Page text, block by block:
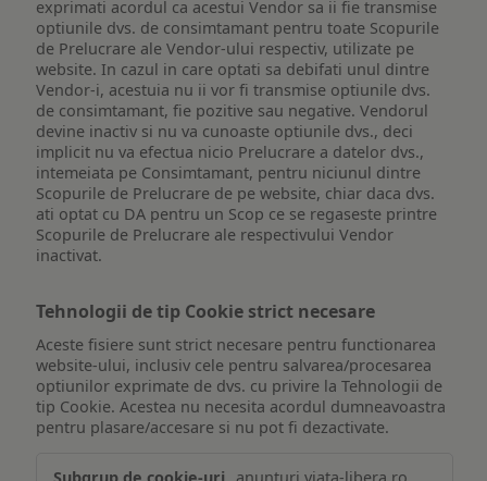
exprimati acordul ca acestui Vendor sa ii fie transmise
optiunile dvs. de consimtamant pentru toate Scopurile
de Prelucrare ale Vendor-ului respectiv, utilizate pe
website. In cazul in care optati sa debifati unul dintre
Vendor-i, acestuia nu ii vor fi transmise optiunile dvs.
de consimtamant, fie pozitive sau negative. Vendorul
devine inactiv si nu va cunoaste optiunile dvs., deci
implicit nu va efectua nicio Prelucrare a datelor dvs.,
intemeiata pe Consimtamant, pentru niciunul dintre
Scopurile de Prelucrare de pe website, chiar daca dvs.
ati optat cu DA pentru un Scop ce se regaseste printre
Scopurile de Prelucrare ale respectivului Vendor
inactivat.
Tehnologii de tip Cookie strict necesare
Aceste fisiere sunt strict necesare pentru functionarea
website-ului, inclusiv cele pentru salvarea/procesarea
optiunilor exprimate de dvs. cu privire la Tehnologii de
tip Cookie. Acestea nu necesita acordul dumneavoastra
pentru plasare/accesare si nu pot fi dezactivate.